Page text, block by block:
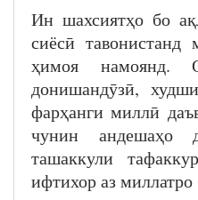
Ин шахсиятҳо бо
сиёсӣ тавонистанд
ҳимоя намоянд.
донишандӯзӣ,
фарҳанги миллӣ
чунин андешаҳо
ташаккули
ифтихор аз миллатро